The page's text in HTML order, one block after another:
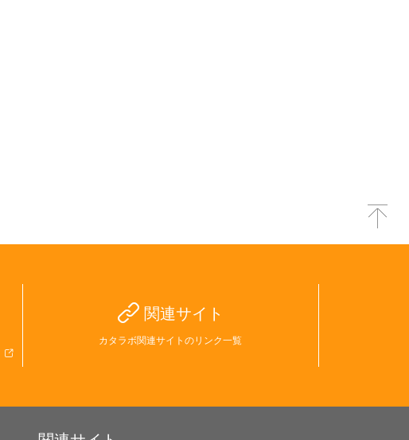
関連サイト
カタラボ関連サイトのリンク一覧